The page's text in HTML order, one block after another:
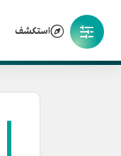
استكشف